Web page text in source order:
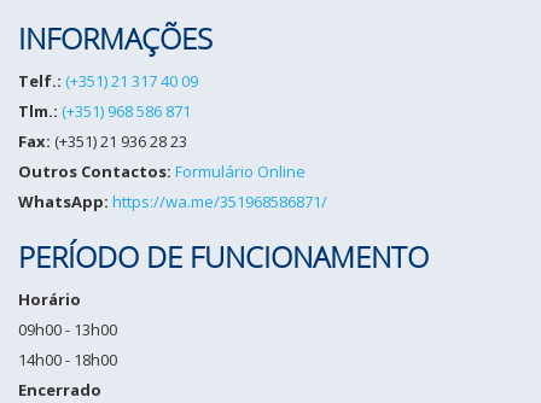
INFORMAÇÕES
Telf.: (+351) 21 317 40 09
Tlm.: (+351) 968 586 871
Fax: (+351) 21 936 28 23
Outros Contactos: Formulário Online
WhatsApp: https://wa.me/351968586871/
PERÍODO DE FUNCIONAMENTO
Horário
09h00 - 13h00
14h00 - 18h00
Encerrado